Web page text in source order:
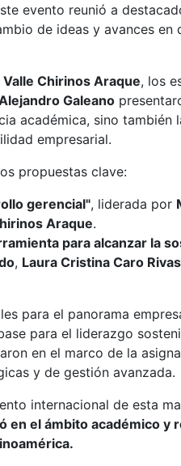
evento reunió a
de ideas y avances en
Valle Chirinos Araque, los
Galeano
académica, sino también
empresarial.
propuestas clave:
gerencial", liderada por
Araque.
para alcanzar la
, Laura Cristina Caro Rivas
para el panorama
para el liderazgo
en el marco de la
y de gestión avanzada.
internacional de esta
en el ámbito académico y